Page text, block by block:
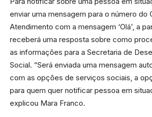
enviar uma mensagem para o número do
Atendimento com a mensagem ‘Olá’, a
receberá uma resposta sobre como
as informações para a Secretaria de
Social. “Será enviada uma mensagem
com as opções de serviços sociais, a
para quem quer notificar pessoa em
explicou Mara Franco.